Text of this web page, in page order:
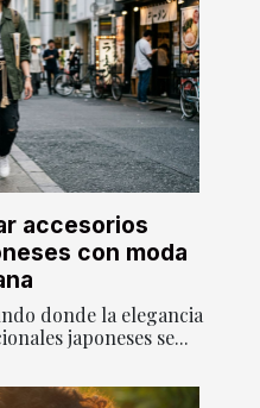
accesorios
con moda
donde la elegancia
japoneses se...